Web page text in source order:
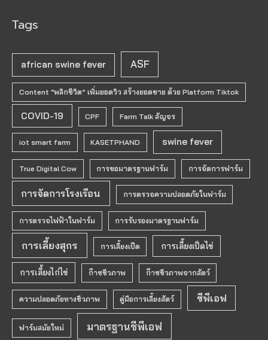
Tags
african swine fever ASF
Content “พลิกชีวิต” เพิ่มยอดวิว สร้างยอดขาย ด้วย Platform Tiktok
COVID-19 CPF Farm Talk สัญจร
iot smart farm KASETPHAND swine fever
True Digital Cow การขอมาตรฐานฟาร์ม การจัดการฟาร์ม
การจัดการโรงเรือน การตรวจความปลอดภัยในฟาร์ม
การตรวจไฟฟ้าในฟาร์ม การรับรองมาตรฐานฟาร์ม
การเลี้ยงสุกร การเลี้ยงเป็ด การเลี้ยงเป็ดไข่
การเลี้ยงไก่ไข่ ก๊าซชีวภาพ ก๊าซชีวภาพจากสัตว์
ความปลอดภัยทางชีวภาพ คู่มือการเลี้ยงสัตว์ ซีพีเอฟ
ฟาร์มสมัยใหม่ มาตรฐานซีพีเอฟ